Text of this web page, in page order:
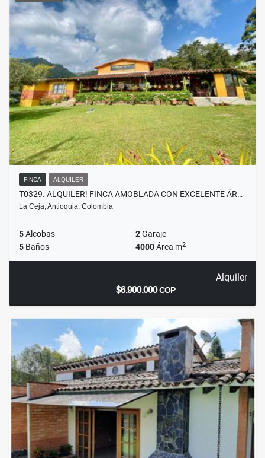
FINCA ALQUILER
T0329. ALQUILER! FINCA AMOBLADA CON EXCELENTE ÁR…
La Ceja, Antioquia, Colombia
5Alcobas 2Garaje
5 Baños 4000Área m2
Alquiler
$6.900.000COP